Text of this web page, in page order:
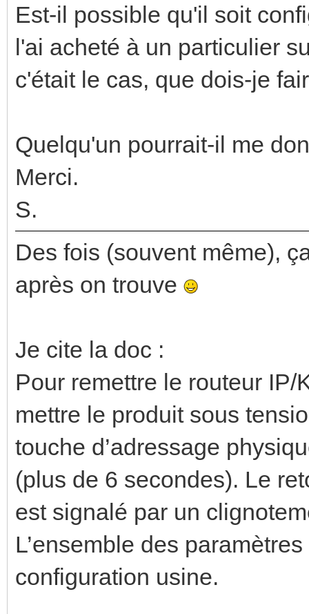
Est-il possible qu'il soit
l'ai acheté à un particulier
c'était le cas, que dois-je
Quelqu'un pourrait-il me
Merci.
S.
Des fois (souvent même),
après on trouve
Je cite la doc :
Pour remettre le routeur
mettre le produit sous
touche d’adressage
(plus de 6 secondes). Le
est signalé par un
L’ensemble des
configuration usine.